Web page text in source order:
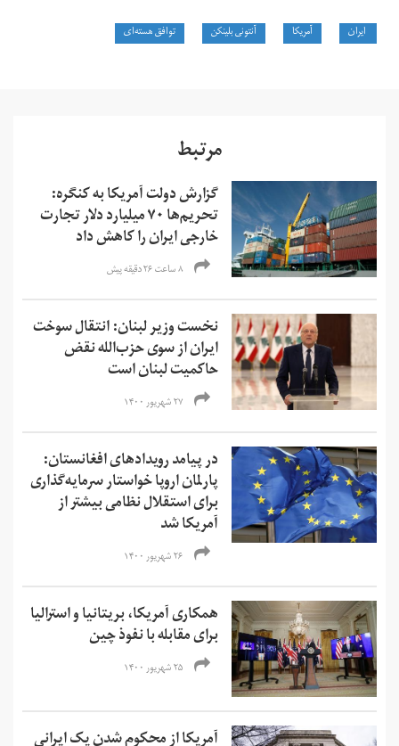
ایران آمریکا آنتونی بلینکن توافق هسته‌ای
مرتبط
گزارش دولت آمریکا به کنگره:
تحریم‌ها ۷۰ میلیارد دلار تجارت
خارجی ایران را کاهش داد
۸ ساعت ۲۶ دقیقه پیش
نخست وزیر لبنان: انتقال سوخت
ایران از سوی حزب‌الله نقض
حاکمیت لبنان است
۲۷ شهریور ۱۴۰۰
در پیامد رویدادهای افغانستان:
پارلمان اروپا خواستار سرمایه‌گذاری
برای استقلال نظامی بیشتر از
آمریکا شد
۲۶ شهریور ۱۴۰۰
همکاری آمریکا، بریتانیا و استرالیا
برای مقابله با نفوذ چین
۲۵ شهریور ۱۴۰۰